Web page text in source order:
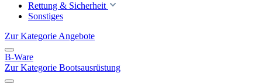
Rettung & Sicherheit
Sonstiges
Zur Kategorie Angebote
B-Ware
Zur Kategorie Bootsausrüstung